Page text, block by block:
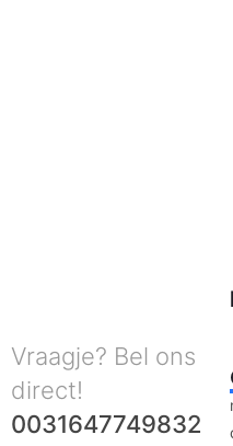
Vraagje? Bel ons
direct!
0031647749832